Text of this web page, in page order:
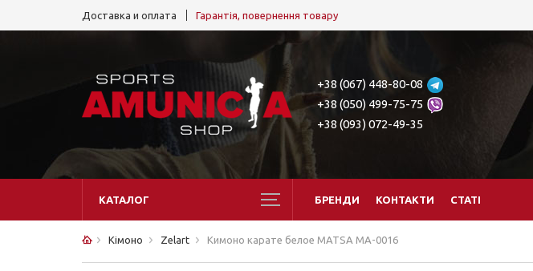
Доставка и оплата Гарантія, повернення товару
+38 (067) 448-80-08
+38 (050) 499-75-75
+38 (093) 072-49-35
КАТАЛОГ БРЕНДИ КОНТАКТИ СТАТІ
Кімоно Zelart Кимоно карате белое MATSA МА-0016